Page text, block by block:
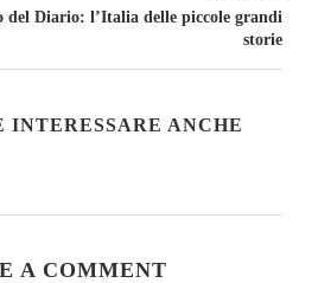
del Diario: l’Italia delle piccole grandi
storie
INTERESSARE ANCHE
A COMMENT